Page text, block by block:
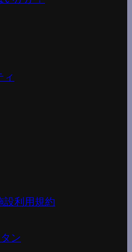
ィ
設利用規約
ン